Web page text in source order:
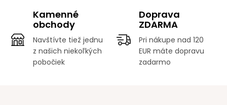
Kamenné
obchody
Navštívte tiež jednu
z našich niekoľkých
pobočiek
Doprava
ZDARMA
Pri nákupe nad 120
EUR máte dopravu
zadarmo